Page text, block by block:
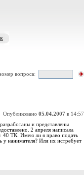
вопроса:
Опубликовано 05.04.2007 в 14:57
и представлены
2 апреля написала
40 ТК. Имею ли я право подать
у нанимателя? Или их истребует